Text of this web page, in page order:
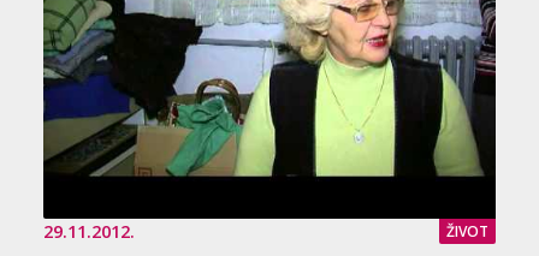
29.11.2012. ŽIVOT